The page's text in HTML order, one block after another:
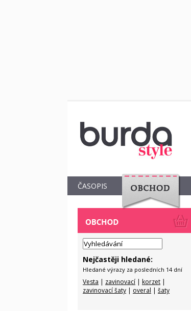
ČASOPIS
OBCHOD
Nejčastěji hledané:
Hledané výrazy za posledních 14 dní
Vesta | zavinovací | korzet |
zavinovací šaty | overal | šaty